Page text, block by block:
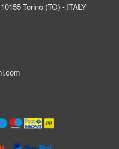
Torino (TO) - ITALY